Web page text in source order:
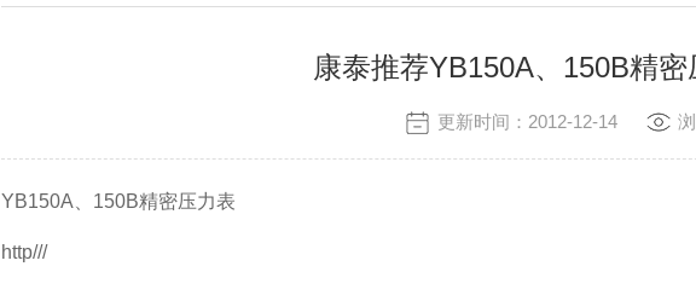
康泰推荐YB150A、150B精
更新时间：2012-12-14
YB150A、150B精密压力表
http///